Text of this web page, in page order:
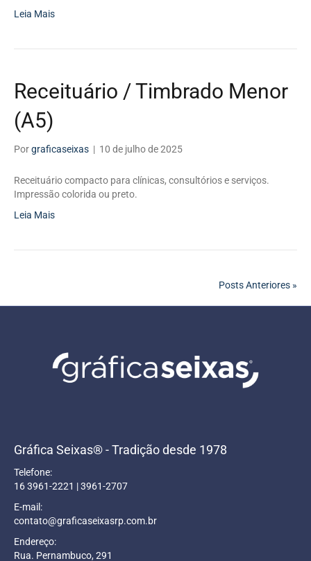
Leia Mais
Receituário / Timbrado Menor
(A5)
Porgraficaseixas | 10 de julho de 2025
Receituário compacto para clínicas, consultórios e serviços.
Impressão colorida ou preto.
Leia Mais
Posts Anteriores »
Gráfica Seixas® - Tradição desde 1978
Telefone:
16 3961-2221 | 3961-2707
E-mail:
contato@graficaseixasrp.com.br
Endereço:
Rua. Pernambuco, 291